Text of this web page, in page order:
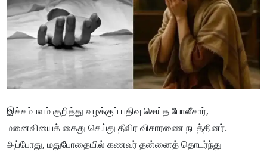
இச்சம்பவம் குறித்து வழக்குப் பதிவு செய்த போலீசார்,
மனைவியைக் கைது செய்து தீவிர விசாரணை நடத்தினர்.
அப்போது, மதுபோதையில் கணவர் தன்னைத் தொடர்ந்து